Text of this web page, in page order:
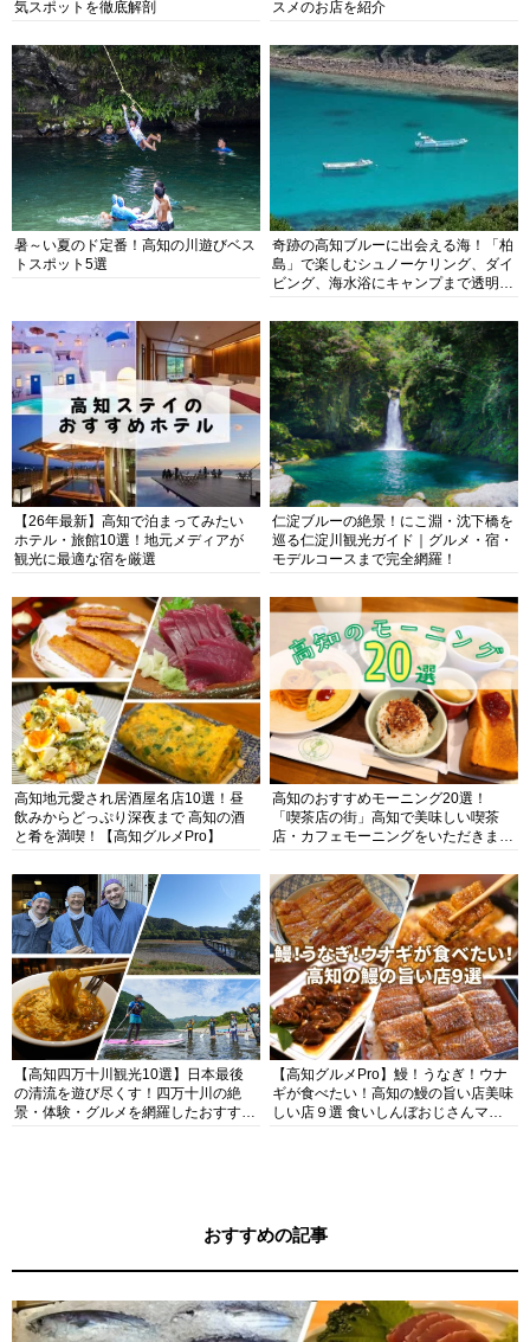
気スポットを徹底解剖 スメのお店を紹介
暑～い夏のド定番！高知の川遊びベス
トスポット5選
奇跡の高知ブルーに出会える海！「柏
島」で楽しむシュノーケリング、ダイ
ビング、海水浴にキャンプまで透明度
【26年最新】高知で泊まってみたい
ホテル・旅館10選！地元メディアが
観光に最適な宿を厳選
仁淀ブルーの絶景！にこ淵・沈下橋を
巡る仁淀川観光ガイド｜グルメ・宿・
モデルコースまで完全網羅！
高知地元愛され居酒屋名店10選！昼
飲みからどっぷり深夜まで 高知の酒
と肴を満喫！【高知グルメPro】
高知のおすすめモーニング20選！
「喫茶店の街」高知で美味しい喫茶
店・カフェモーニングをいただきま
【高知四万十川観光10選】日本最後
の清流を遊び尽くす！四万十川の絶
景・体験・グルメを網羅したおすすめ
【高知グルメPro】鰻！うなぎ！ウナ
ギが食べたい！高知の鰻の旨い店美味
しい店９選 食いしんぼおじさんマッ
おすすめの記事